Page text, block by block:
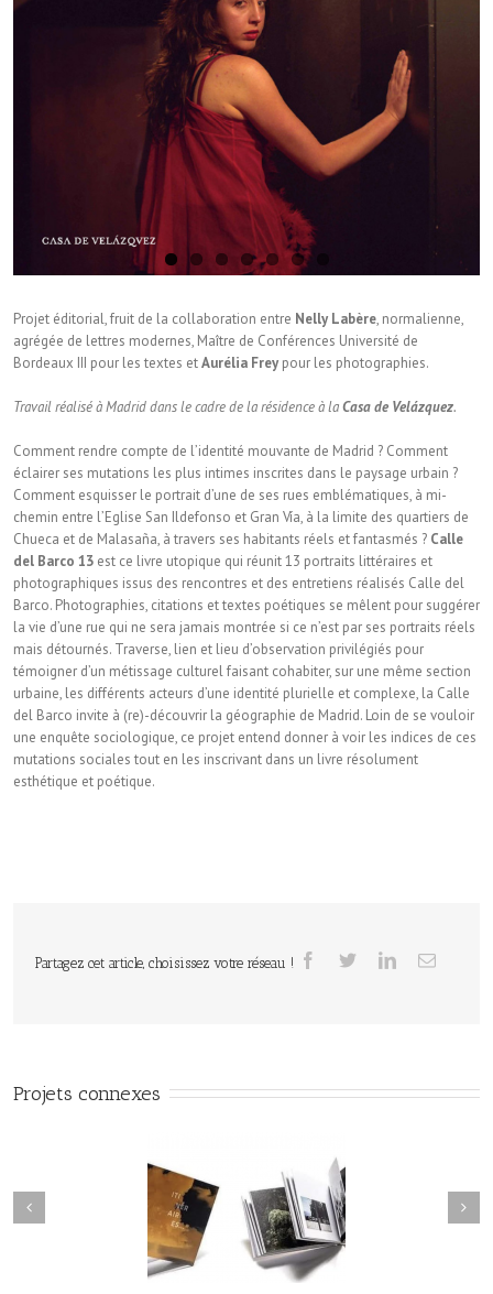
Projet éditorial, fruit de la collaboration entre Nelly Labère, nor­malienne,
agrégée de lettres modernes, Maître de Conférences Université de
Bordeaux III pour les textes etAurélia Frey pour les photographies.
Travail réalisé à Madrid dans le cadre de la résidence à laCasa de Velázquez.
Comment rendre compte de l’identité mouvante de Madrid ? Comment
éclairer ses mutations les plus intimes inscrites dans le paysage urbain ?
Comment esquisser le portrait d’une de ses rues emblématiques, à mi-
chemin entre l’Eglise San Ildefonso et Gran Vía, à la limite des quartiers de
Chueca et de Malasaña, à travers ses habitants réels et fantasmés ? Calle
del Barco 13 est ce livre utopique qui réunit 13 portraits littéraires et
photographiques issus des rencontres et des entretiens réalisés Calle del
Barco. Photographies, citations et textes poétiques se mêlent pour suggérer
la vie d’une rue qui ne sera jamais montrée si ce n’est par ses portraits réels
mais détournés. Traverse, lien et lieu d’observation privilégiés pour
témoigner d’un métissage culturel faisant cohabiter, sur une même section
urbaine, les différents acteurs d’une identité plurielle et complexe, la Calle
del Barco invite à (re)-découvrir la géographie de Madrid. Loin de se vouloir
une enquête sociologique, ce projet en­tend donner à voir les indices de ces
mutations sociales tout en les inscrivant dans un livre résolument
esthétique et poétique.
Partagez cet article, choisissez votre réseau !
Projets connexes
/ Collectif /
Éditions Loco
Seamus Heaney / Poèmes de
la tourbe / Revue Ce qui